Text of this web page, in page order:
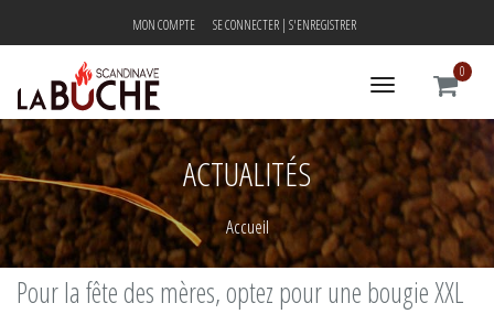
MON COMPTE SE CONNECTER | S'ENREGISTRER
Toggle
navigation
0
ACTUALITÉS
Accueil
Pour la fête des mères, optez pour une bougie XXL